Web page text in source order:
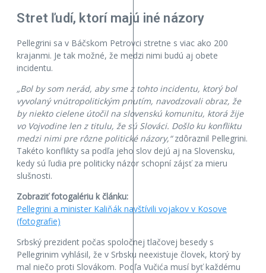
Stret ľudí, ktorí majú iné názory
Pellegrini sa v Báčskom Petrovci stretne s viac ako 200
krajanmi. Je tak možné, že medzi nimi budú aj obete
incidentu.
„Bol by som nerád, aby sme z tohto incidentu, ktorý bol
vyvolaný vnútropolitickým pnutím, navodzovali obraz, že
by niekto cielene útočil na slovenskú komunitu, ktorá žije
vo Vojvodine len z titulu, že sú Slováci. Došlo ku konfliktu
medzi nimi pre rôzne politické názory,“zdôraznil Pellegrini.
Takéto konflikty sa podľa jeho slov dejú aj na Slovensku,
kedy sú ľudia pre politicky názor schopní zájsť za mieru
slušnosti.
Zobraziť fotogalériu k článku:
Pellegrini a minister Kaliňák navštívili vojakov v Kosove
(fotografie)
Srbský prezident počas spoločnej tlačovej besedy s
Pellegrinim vyhlásil, že v Srbsku neexistuje človek, ktorý by
mal niečo proti Slovákom. Podľa Vučića musí byť každému